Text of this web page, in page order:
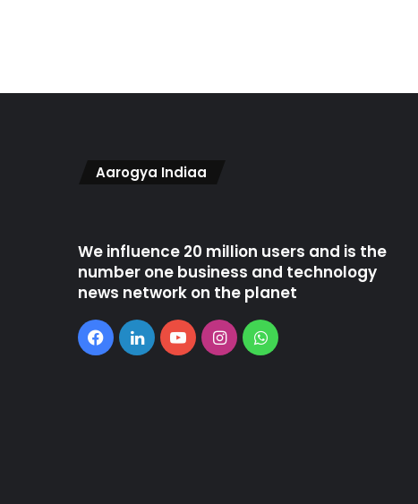
Aarogya Indiaa
We influence 20 million users and is the
number one business and technology
news network on the planet
Facebook
LinkedInYouTubeInstagramWhatsApp